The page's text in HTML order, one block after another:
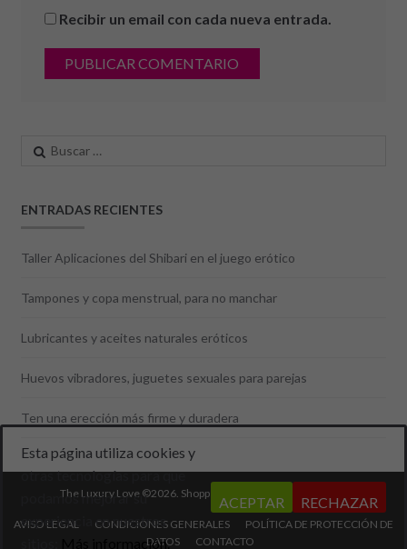
Recibir un email con cada nueva entrada.
Buscar:
ENTRADAS RECIENTES
Taller Aplicaciones del Shibari en el juego erótico
Tampones y copa menstrual, para no manchar
Lubricantes y aceites naturales eróticos
Huevos vibradores, juguetes sexuales para parejas
Ten una erección más firme y duradera
The Luxury Love ©2026. Shopper
AVISO LEGAL CONDICIONES GENERALES
POLÍTICA DE PROTECCIÓN DE
DATOS
CONTACTO
Esta página utiliza cookies y
otras tecnologías para que
podamos mejorar su
experiencia en nuestros
Más información.
ACEPTAR RECHAZAR